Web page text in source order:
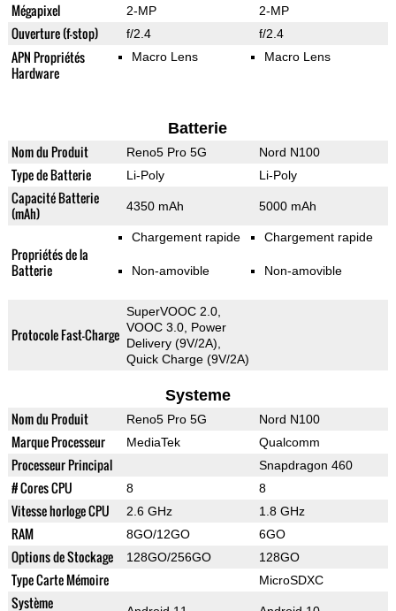
Mégapixel 2-MP 2-MP
Ouverture (f-stop) f/2.4 f/2.4
APN Propriétés
Hardware
Macro Lens Macro Lens
Batterie
Nom du Produit Reno5 Pro 5G Nord N100
Type de Batterie Li-Poly Li-Poly
Capacité Batterie
(mAh)
4350 mAh 5000 mAh
Propriétés de la
Batterie
Chargement rapide
Non-amovible
Chargement rapide
Non-amovible
Protocole Fast-Charge
SuperVOOC 2.0,
VOOC 3.0, Power
Delivery (9V/2A),
Quick Charge (9V/2A)
Systeme
Nom du Produit Reno5 Pro 5G Nord N100
Marque Processeur MediaTek Qualcomm
Processeur Principal Snapdragon 460
# Cores CPU 8 8
Vitesse horloge CPU 2.6 GHz 1.8 GHz
RAM 8GO/12GO 6GO
Options de Stockage 128GO/256GO 128GO
Type Carte Mémoire MicroSDXC
Système